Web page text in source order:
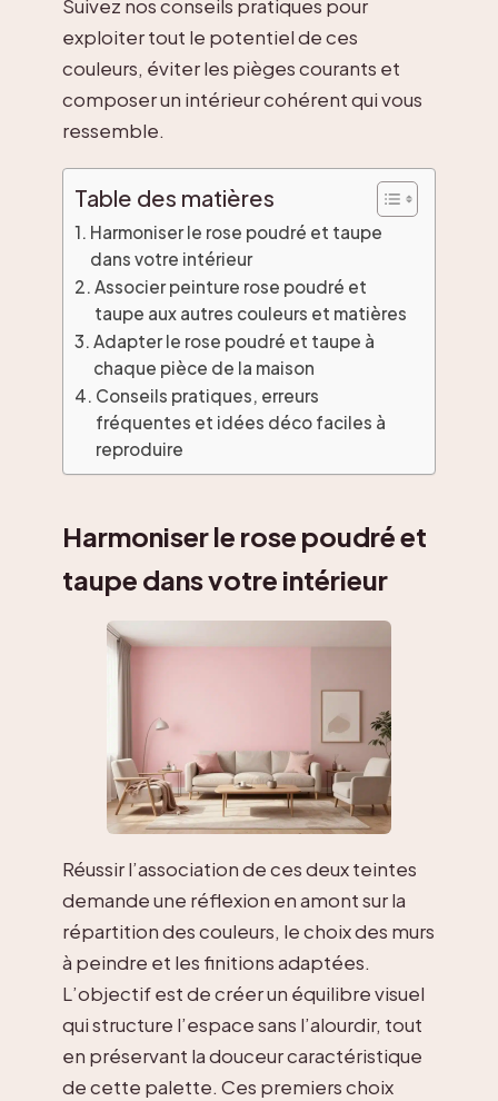
Suivez nos conseils pratiques pour
exploiter tout le potentiel de ces
couleurs, éviter les pièges courants et
composer un intérieur cohérent qui vous
ressemble.
Table des matières
Harmoniser le rose poudré et taupe
dans votre intérieur
Associer peinture rose poudré et
taupe aux autres couleurs et matières
Adapter le rose poudré et taupe à
chaque pièce de la maison
Conseils pratiques, erreurs
fréquentes et idées déco faciles à
reproduire
Harmoniser le rose poudré et
taupe dans votre intérieur
Réussir l’association de ces deux teintes
demande une réflexion en amont sur la
répartition des couleurs, le choix des murs
à peindre et les finitions adaptées.
L’objectif est de créer un équilibre visuel
qui structure l’espace sans l’alourdir, tout
en préservant la douceur caractéristique
de cette palette. Ces premiers choix